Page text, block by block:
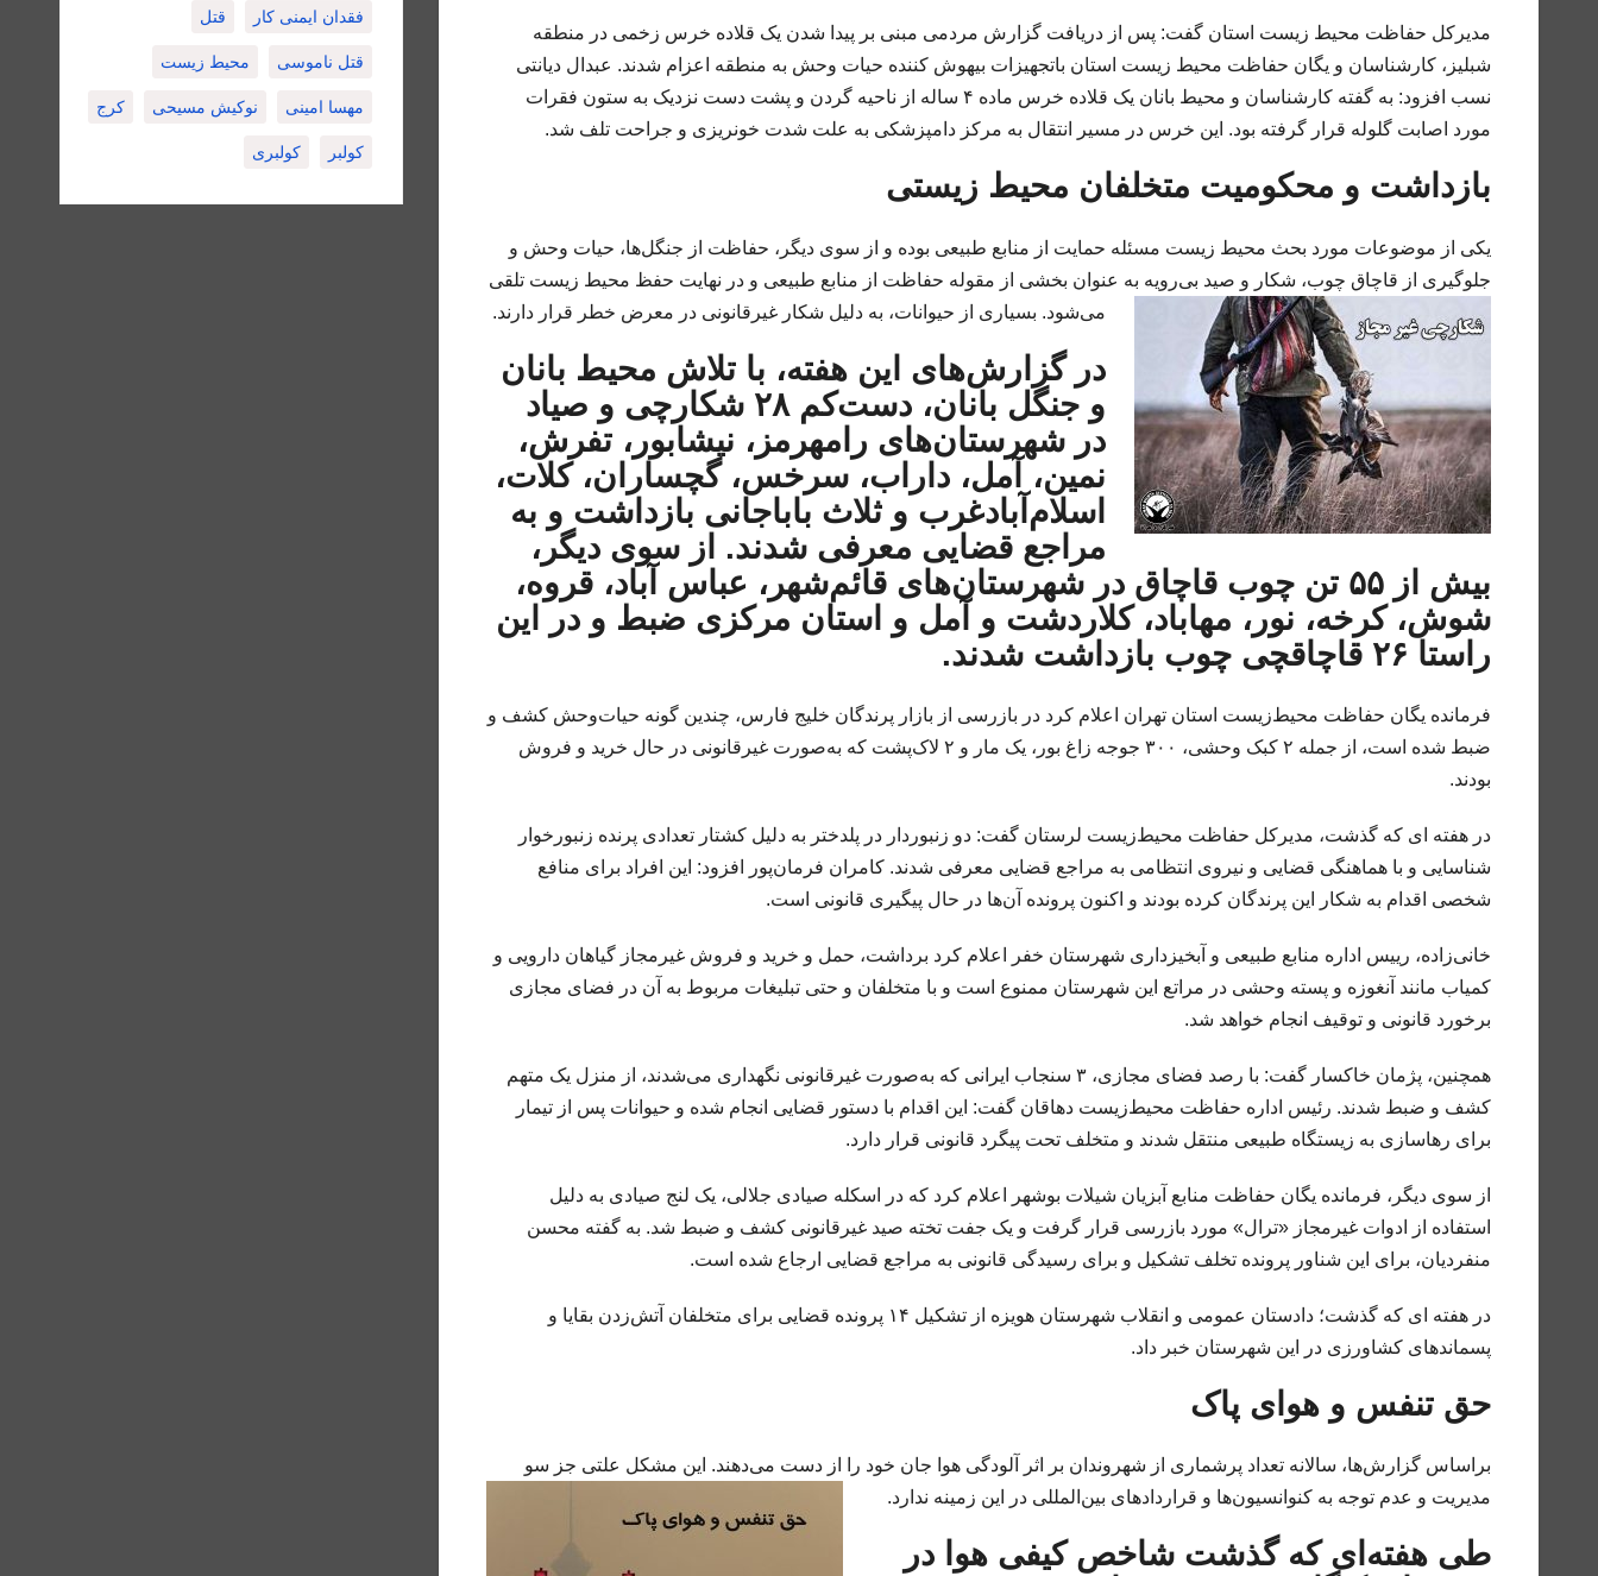
مدیرکل حفاظت محیط زیست استان گفت: پس از دریافت گزارش مردمی مبنی بر پیدا شدن یک قلاده خرس زخمی در منطقه
شبلیز، کارشناسان و یگان حفاظت محیط زیست استان باتجهیزات بیهوش کننده حیات وحش به منطقه اعزام شدند. عبدال دیانتی
نسب افزود: به گفته کارشناسان و محیط بانان یک قلاده خرس ماده ۴ ساله از ناحیه گردن و پشت دست نزدیک به ستون فقرات
مورد اصابت گلوله قرار گرفته بود. این خرس در مسیر انتقال به مرکز دامپزشکی به علت شدت خونریزی و جراحت تلف شد.
بازداشت و محکومیت متخلفان محیط زیستی
یکی از موضوعات مورد بحث محیط زیست مسئله حمایت از منابع طبیعی بوده و از سوی دیگر، حفاظت از جنگل‌ها، حیات وحش و
جلوگیری از قاچاق چوب، شکار و صید بی‌رویه به عنوان بخشی از مقوله حفاظت از منابع طبیعی و در نهایت حفظ محیط زیست تلقی
می‌شود. بسیاری از حیوانات، به دلیل شکار غیرقانونی در معرض خطر قرار دارند.
در گزارش‌های این هفته، با تلاش محیط بانان
و جنگل بانان، دست‌کم ۲۸ شکارچی و صیاد
در شهرستان‌های رامهرمز، نیشابور، تفرش،
نمین، آمل، داراب، سرخس، گچساران، کلات،
اسلام‌آبادغرب و ثلاث باباجانی بازداشت و به
مراجع قضایی معرفی شدند. از سوی دیگر،
بیش از ۵۵ تن چوب قاچاق در شهرستان‌های قائم‌شهر، عباس آباد، قروه،
شوش، کرخه، نور، مهاباد، کلاردشت و آمل و استان مرکزی ضبط و در این
راستا ۲۶ قاچاقچی چوب بازداشت شدند.
فرمانده یگان حفاظت محیط‌زیست استان تهران اعلام کرد در بازرسی از بازار پرندگان خلیج فارس، چندین گونه حیات‌وحش کشف و
ضبط شده است، از جمله ۲ کبک وحشی، ۳۰۰ جوجه زاغ بور، یک مار و ۲ لاک‌پشت که به‌صورت غیرقانونی در حال خرید و فروش
بودند.
در هفته ای که گذشت، مدیرکل حفاظت محیط‌زیست لرستان گفت: دو زنبوردار در پلدختر به دلیل کشتار تعدادی پرنده زنبورخوار
شناسایی و با هماهنگی قضایی و نیروی انتظامی به مراجع قضایی معرفی شدند. کامران فرمان‌پور افزود: این افراد برای منافع
شخصی اقدام به شکار این پرندگان کرده بودند و اکنون پرونده آن‌ها در حال پیگیری قانونی است.
خانی‌زاده، رییس اداره منابع طبیعی و آبخیزداری شهرستان خفر اعلام کرد برداشت، حمل و خرید و فروش غیرمجاز گیاهان دارویی و
کمیاب مانند آنغوزه و پسته وحشی در مراتع این شهرستان ممنوع است و با متخلفان و حتی تبلیغات مربوط به آن در فضای مجازی
برخورد قانونی و توقیف انجام خواهد شد.
همچنین، پژمان خاکسار گفت: با رصد فضای مجازی، ۳ سنجاب ایرانی که به‌صورت غیرقانونی نگهداری می‌شدند، از منزل یک متهم
کشف و ضبط شدند. رئیس اداره حفاظت محیط‌زیست دهاقان گفت: این اقدام با دستور قضایی انجام شده و حیوانات پس از تیمار
برای رهاسازی به زیستگاه طبیعی منتقل شدند و متخلف تحت پیگرد قانونی قرار دارد.
از سوی دیگر، فرمانده یگان حفاظت منابع آبزیان شیلات بوشهر اعلام کرد که در اسکله صیادی جلالی، یک لنج صیادی به دلیل
استفاده از ادوات غیرمجاز «ترال» مورد بازرسی قرار گرفت و یک جفت تخته صید غیرقانونی کشف و ضبط شد. به گفته محسن
منفردیان، برای این شناور پرونده تخلف تشکیل و برای رسیدگی قانونی به مراجع قضایی ارجاع شده است.
در هفته ای که گذشت؛ دادستان عمومی و انقلاب شهرستان هویزه از تشکیل ۱۴ پرونده قضایی برای متخلفان آتش‌زدن بقایا و
پسماندهای کشاورزی در این شهرستان خبر داد.
حق تنفس و هوای پاک
براساس گزارش‌ها، سالانه تعداد پرشماری از شهروندان بر اثر آلودگی هوا جان خود را از دست می‌دهند. این مشکل علتی جز سو
مدیریت و عدم توجه به کنوانسیون‌ها و قراردادهای بین‌المللی در این زمینه ندارد.
طی هفته‌ای که گذشت شاخص کیفی هوا در
فقدان ایمنی کار قتل
قتل ناموسی محیط زیست
مهسا امینی نوکیش مسیحی کرج
کولبر کولبری